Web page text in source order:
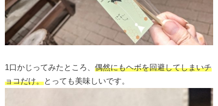
1口かじってみたところ、 偶然にもヘボを回避してしまいチ
ョコだけ。とっても美味しいです。